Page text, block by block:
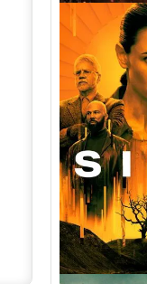
Silo 1ª
(2023)
720p/